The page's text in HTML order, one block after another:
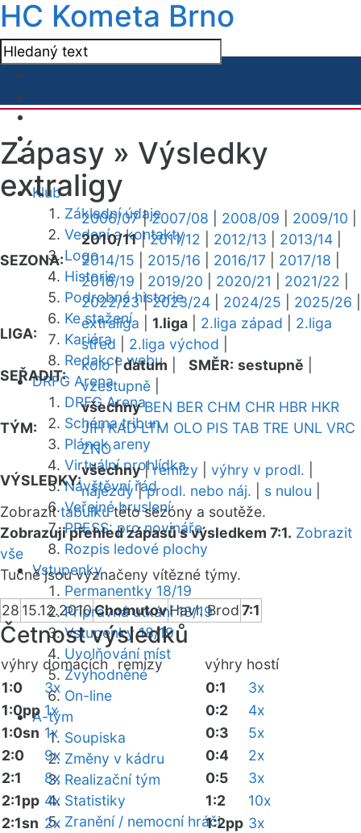
HC Kometa Brno
Klub
Základní údaje
Vedení a kontakty
Logo
Historie
Podrobná historie
Ke stažení
Kariéra
Redakce webu
DRFG Arena
DRFG Arena
Schéma tribun
Plánek areny
Virtuální prohlídka
Návštěvní řád
Veřejné bruslení
PRESS: pro novináře
Rozpis ledové plochy
Vstupenky
Permanentky 18/19
Přípravná utkání 18/19
Vstupenky 18/19
Uvolňování míst
Zvýhodněné
On-line
A-tým
Soupiska
Změny v kádru
Realizační tým
Statistiky
Zranění / nemocní hráči
Zápasy » Výsledky
extraligy
SEZONA:
2006/07|2007/08 2008/09 2009/10
2010/11|2011/12 2012/13 2013/14
2014/15
2015/16 2016/17 2017/18
2018/19
2019/20 2020/21 2021/22
2022/23|2023/24 2024/25 2025/26
LIGA:
extraliga 1.liga 2.liga západ
2.liga
střed
2.liga východ
SEŘADIT:
kolo|datum SMĚR: sestupně
vzestupně
TÝM:
všechny BEN BER CHM CHR HBR HKR
JIH KAD LTM OLO PIS TAB TRE UNL VRC
ZNO
VÝSLEDKY:
všechny|remízy výhry v prodl.
nájezdy|prodl. nebo náj. s nulou
Zobrazittabulkutéto sezóny a soutěže.
Zobrazuji přehled zápasů s výsledkem 7:1. Zobrazit
vše
Tučně jsou vyznačeny vítězné týmy.
28 15.12.2010ChomutovHavl. Brod7:1
Četnost výsledků
výhry domácíchremízy výhry hostí
1:0
3x
1:0pp 1x
1:0sn 1x
2:0
9x
2:1
8x
2:1pp 4x
2:1sn 2x
0:1
3x
0:2
4x
0:3
5x
0:4
2x
0:5
3x
1:2
10x
1:2pp 3x